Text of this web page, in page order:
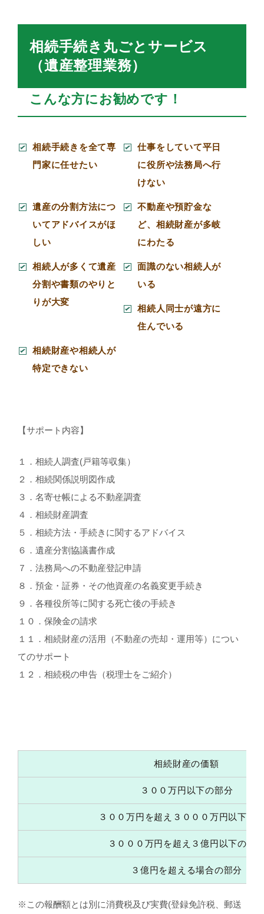
相続手続き丸ごとサービス
（遺産整理業務）
こんな方にお勧めです！
相続手続きを全て専
門家に任せたい
仕事をしていて平日
に役所や法務局へ行
けない
遺産の分割方法につ
いてアドバイスがほ
しい
不動産や預貯金な
ど、相続財産が多岐
にわたる
相続人が多くて遺産
分割や書類のやりと
りが大変
面識のない相続人が
いる
相続人同士が遠方に
住んでいる
相続財産や相続人が
特定できない
【サポート内容】
１．相続人調査(戸籍等収集）
２．相続関係説明図作成
３．名寄せ帳による不動産調査
４．相続財産調査
５．相続方法・手続きに関するアドバイス
６．遺産分割協議書作成
７．法務局への不動産登記申請
８．預金・証券・その他資産の名義変更手続き
９．各種役所等に関する死亡後の手続き
１０．保険金の請求
１１．相続財産の活用（不動産の売却・運用等）につい
てのサポート
１２．相続税の申告（税理士をご紹介）
相続財産の価額
３００万円以下の部分
３００万円を超え３０００万円以下の
３０００万円を超え３億円以下の部
３億円を超える場合の部分
※この報酬額とは別に消費税及び実費(登録免許税、郵送